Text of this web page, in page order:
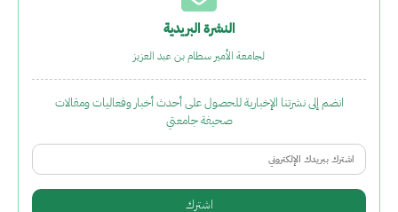
النشرة البريدية
لجامعة الأمير سطام بن عبد العزيز
انضم إلى نشرتنا الإخبارية للحصول على أحدث أخبار وفعاليات ومقالات
صحيفة جامعتي